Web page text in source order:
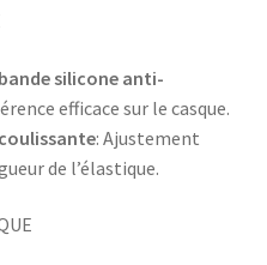
silicone anti-
efficace sur le casque.
: Ajustement
de l’élastique.